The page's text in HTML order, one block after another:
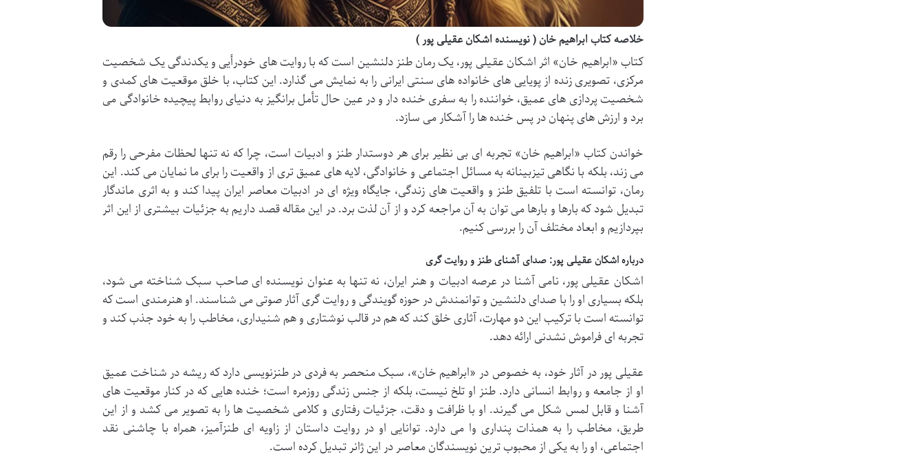
خلاصه کتاب ابراهیم خان ( نویسنده اشکان عقیلی پور )
کتاب «ابراهیم خان» اثر اشکان عقیلی پور، یک رمان طنز دلنشین است که با روایت های خودرأیی و یکدندگی یک شخصیت
مرکزی، تصویری زنده از پویایی های خانواده های سنتی ایرانی را به نمایش می گذارد. این کتاب، با خلق موقعیت های کمدی و
شخصیت پردازی های عمیق، خواننده را به سفری خنده دار و در عین حال تأمل برانگیز به دنیای روابط پیچیده خانوادگی می
برد و ارزش های پنهان در پس خنده ها را آشکار می سازد.
خواندن کتاب «ابراهیم خان» تجربه ای بی نظیر برای هر دوستدار طنز و ادبیات است، چرا که نه تنها لحظات مفرحی را رقم
می زند، بلکه با نگاهی تیزبینانه به مسائل اجتماعی و خانوادگی، لایه های عمیق تری از واقعیت را برای ما نمایان می کند. این
رمان، توانسته است با تلفیق طنز و واقعیت های زندگی، جایگاه ویژه ای در ادبیات معاصر ایران پیدا کند و به اثری ماندگار
تبدیل شود که بارها و بارها می توان به آن مراجعه کرد و از آن لذت برد. در این مقاله قصد داریم به جزئیات بیشتری از این اثر
بپردازیم و ابعاد مختلف آن را بررسی کنیم.
درباره اشکان عقیلی پور: صدای آشنای طنز و روایت گری
اشکان عقیلی پور، نامی آشنا در عرصه ادبیات و هنر ایران، نه تنها به عنوان نویسنده ای صاحب سبک شناخته می شود،
بلکه بسیاری او را با صدای دلنشین و توانمندش در حوزه گویندگی و روایت گری آثار صوتی می شناسند. او هنرمندی است که
توانسته است با ترکیب این دو مهارت، آثاری خلق کند که هم در قالب نوشتاری و هم شنیداری، مخاطب را به خود جذب کند و
تجربه ای فراموش نشدنی ارائه دهد.
عقیلی پور در آثار خود، به خصوص در «ابراهیم خان»، سبک منحصر به فردی در طنزنویسی دارد که ریشه در شناخت عمیق
او از جامعه و روابط انسانی دارد. طنز او تلخ نیست، بلکه از جنس زندگی روزمره است؛ خنده هایی که در کنار موقعیت های
آشنا و قابل لمس شکل می گیرند. او با ظرافت و دقت، جزئیات رفتاری و کلامی شخصیت ها را به تصویر می کشد و از این
طریق، مخاطب را به همذات پنداری وا می دارد. توانایی او در روایت داستان از زاویه ای طنزآمیز، همراه با چاشنی نقد
اجتماعی، او را به یکی از محبوب ترین نویسندگان معاصر در این ژانر تبدیل کرده است.